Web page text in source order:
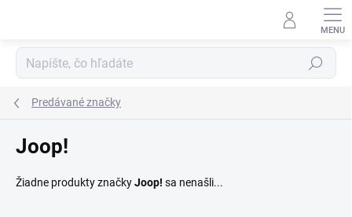
Hľadať
Predávané značky
Joop!
Žiadne produkty značkyJoop! sa nenašli...